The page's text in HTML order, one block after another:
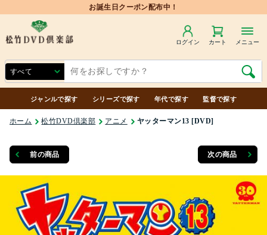
ログイン カート メニュー
ジャンルで探す シリーズで探す 年代で探す 監督で探す
ホーム 松竹DVD倶楽部 アニメ ヤッターマン13 [DVD]
前の商品 次の商品